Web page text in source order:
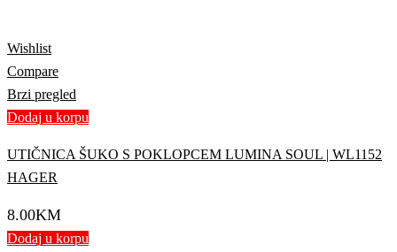
Wishlist
Compare
Brzi pregled
Dodaj u korpu
UTIČNICA ŠUKO S POKLOPCEM LUMINA SOUL | WL1152
HAGER
8.00KM
Dodaj u korpu